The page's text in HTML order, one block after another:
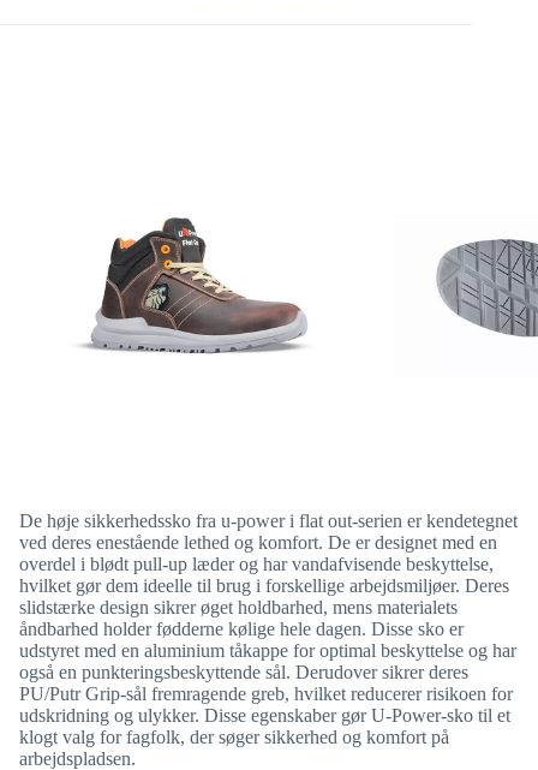
De høje sikkerhedssko fra u-power i flat out-serien er kendetegnet
ved deres enestående lethed og komfort. De er designet med en
overdel i blødt pull-up læder og har vandafvisende beskyttelse,
hvilket gør dem ideelle til brug i forskellige arbejdsmiljøer. Deres
slidstærke design sikrer øget holdbarhed, mens materialets
åndbarhed holder fødderne kølige hele dagen. Disse sko er
udstyret med en aluminium tåkappe for optimal beskyttelse og har
også en punkteringsbeskyttende sål. Derudover sikrer deres
PU/Putr Grip-sål fremragende greb, hvilket reducerer risikoen for
udskridning og ulykker. Disse egenskaber gør U-Power-sko til et
klogt valg for fagfolk, der søger sikkerhed og komfort på
arbejdspladsen.